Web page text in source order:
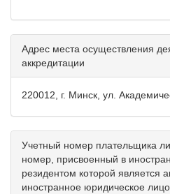
Адрес места осуществления
аккредитации
220012, г. Минск, ул.
Учетный номер плательщика
номер, присвоенный в
резидентом которой является
иностранное юридическое лицо